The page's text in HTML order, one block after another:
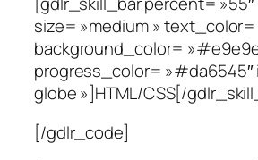
size= »medium »
background_color=
progress_color=
globe »]HTML/CSS[/
[/gdlr_code]